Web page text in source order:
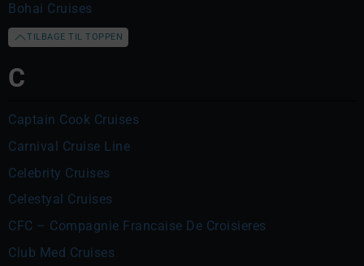
Bohai Cruises
TILBAGE TIL TOPPEN
C
Captain Cook Cruises
Carnival Cruise Line
Celebrity Cruises
Celestyal Cruises
CFC – Compagnie Francaise De Croisieres
Club Med Cruises